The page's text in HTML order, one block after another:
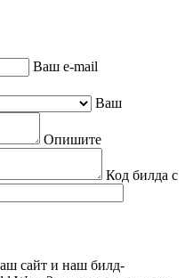
Ваш e-mail
Ваш
Опишите
Код билда с
сайт и наш билд-